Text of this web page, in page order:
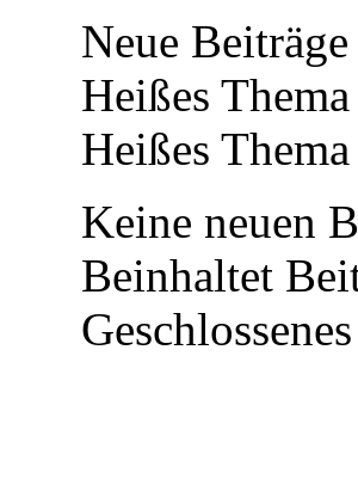
Neue Beiträge
Heißes
Heißes
Keine neuen
Beinhaltet